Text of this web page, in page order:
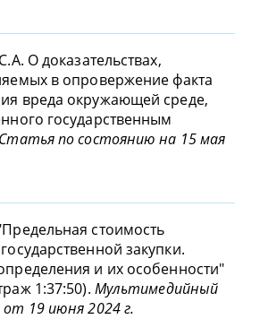
О доказательствах,
в опровержение факта
вреда окружающей среде,
государственным
Статья по состоянию на 15 мая
стоимость
закупки.
и их особенности"
1:37:50). Мультимедийный
19 июня 2024 г.